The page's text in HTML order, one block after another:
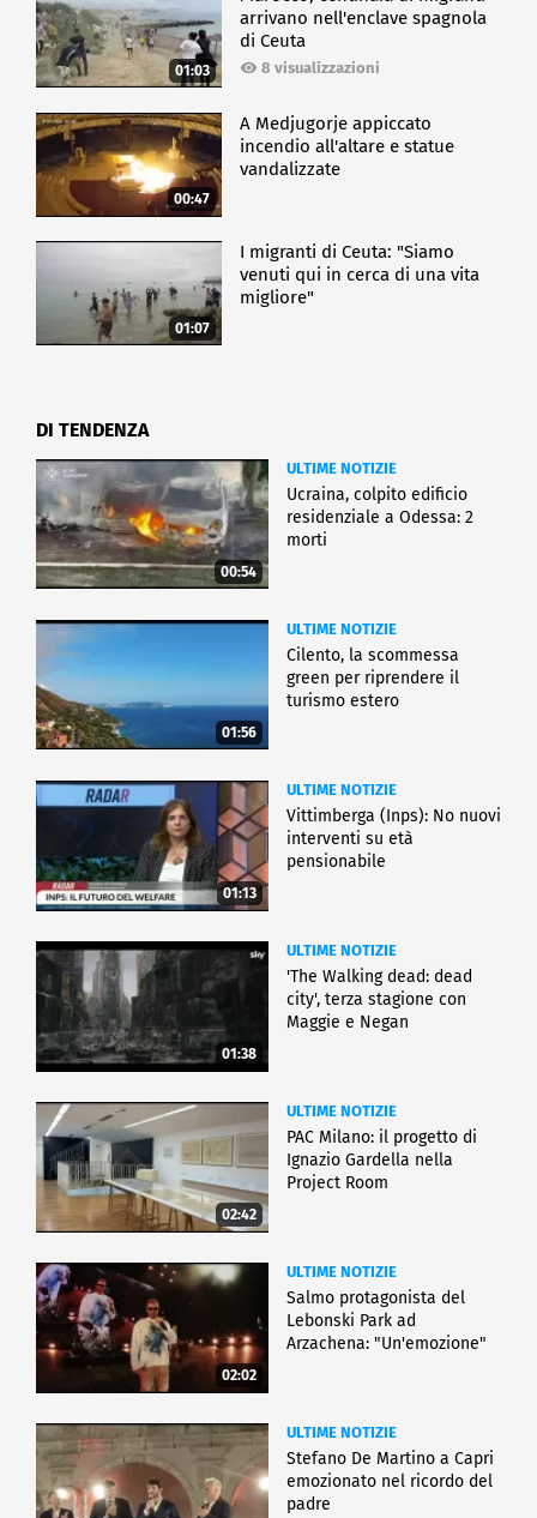
01:03
arrivano nell'enclave spagnola
di Ceuta
8 visualizzazioni
00:47
A Medjugorje appiccato
incendio all'altare e statue
vandalizzate
01:07
I migranti di Ceuta: "Siamo
venuti qui in cerca di una vita
migliore"
DI TENDENZA
00:54
ULTIME NOTIZIE
Ucraina, colpito edificio
residenziale a Odessa: 2
morti
01:56
ULTIME NOTIZIE
Cilento, la scommessa
green per riprendere il
turismo estero
01:13
ULTIME NOTIZIE
Vittimberga (Inps): No nuovi
interventi su età
pensionabile
01:38
ULTIME NOTIZIE
'The Walking dead: dead
city', terza stagione con
Maggie e Negan
02:42
ULTIME NOTIZIE
PAC Milano: il progetto di
Ignazio Gardella nella
Project Room
02:02
ULTIME NOTIZIE
Salmo protagonista del
Lebonski Park ad
Arzachena: "Un'emozione"
ULTIME NOTIZIE
Stefano De Martino a Capri
emozionato nel ricordo del
padre